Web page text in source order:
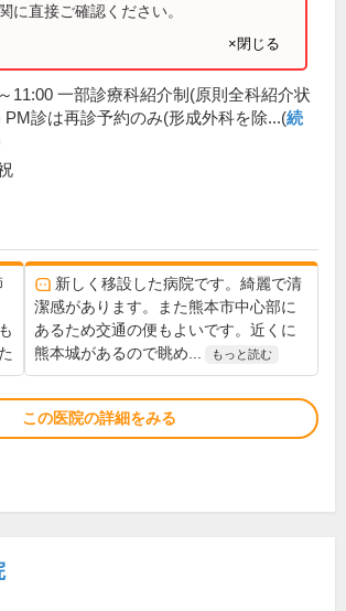
に直接ご確認ください。
×閉じる
11:00 一部診療科紹介制(原則全科紹介状
PM診は再診予約のみ(形成外科を除...(続
新しく移設した病院です。綺麗で清
潔感があります。また熊本市中心部に
あるため交通の便もよいです。近くに
熊本城があるので眺め...
もっと読む
この医院の詳細をみる